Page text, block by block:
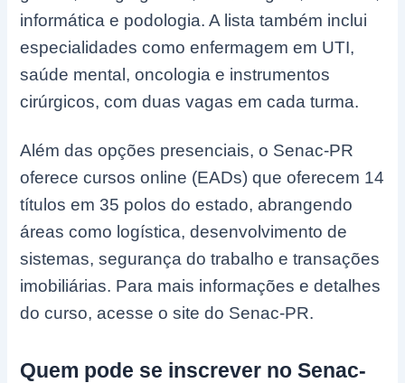
informática e podologia. A lista também inclui
especialidades como enfermagem em UTI,
saúde mental, oncologia e instrumentos
cirúrgicos, com duas vagas em cada turma.
Além das opções presenciais, o Senac-PR
oferece cursos online (EADs) que oferecem 14
títulos em 35 polos do estado, abrangendo
áreas como logística, desenvolvimento de
sistemas, segurança do trabalho e transações
imobiliárias. Para mais informações e detalhes
do curso, acesse o site do Senac-PR.
Quem pode se inscrever no Senac-